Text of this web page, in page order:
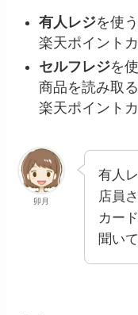
有人レジを使
楽天ポイント
セルフレジを
商品を読み取
楽天ポイント
卯月
有人
店員
カー
聞い